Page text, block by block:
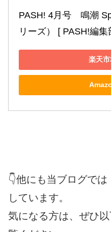
PASH! 4月号　鳴潮
リーズ） [ PASH!編集
楽天
👇他にも当ブログで
しています。
気になる方は、ぜひ